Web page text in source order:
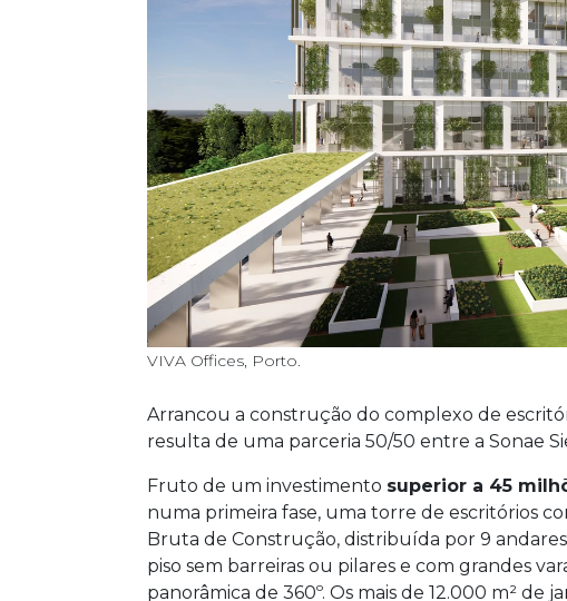
VIVA Offices, Porto.
Arrancou a construção do complexo de
resulta de uma parceria 50/50 entre a Sonae
Fruto de um investimento superior a 45
numa primeira fase, uma torre de escritórios
Bruta de Construção, distribuída por 9
piso sem barreiras ou pilares e com grandes
panorâmica de 360º. Os mais de 12.000 m²